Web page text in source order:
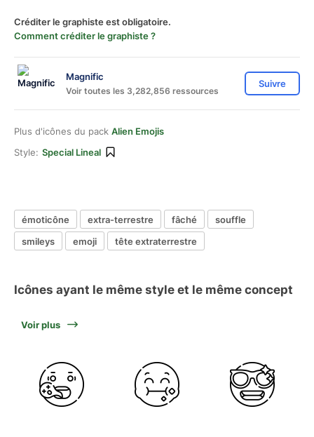
Créditer le graphiste est obligatoire.
Comment créditer le graphiste ?
Magnific
Voir toutes les 3,282,856 ressources
Suivre
Plus d'icônes du pack Alien Emojis
Style: Special Lineal
émoticône extra-terrestre fâché
souffle
smileys
emoji tête extraterrestre
Icônes ayant le même style et le même concept
Voir plus